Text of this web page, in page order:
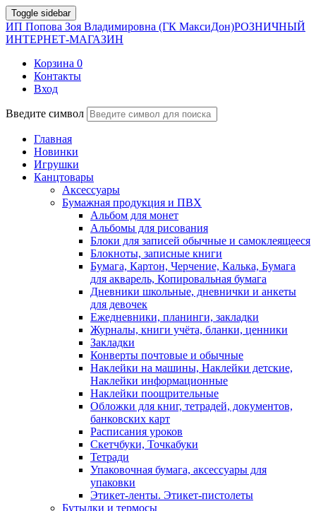
Toggle sidebar
ИП Попова Зоя Владимировна (ГК МаксиДон)РОЗНИЧНЫЙ
ИНТЕРНЕТ-МАГАЗИН
Корзина 0
Контакты
Вход
Введите символ
Главная
Новинки
Игрушки
Канцтовары
Аксессуары
Бумажная продукция и ПВХ
Альбом для монет
Альбомы для рисования
Блоки для записей обычные и самоклеящееся
Блокноты, записные книги
Бумага, Картон, Черчение, Калька, Бумага
для акварель, Копировальная бумага
Дневники школьные, дневнички и анкеты
для девочек
Ежедневники, планинги, закладки
Журналы, книги учёта, бланки, ценники
Закладки
Конверты почтовые и обычные
Наклейки на машины, Наклейки детские,
Наклейки информационные
Наклейки поощрительные
Обложки для книг, тетрадей, документов,
банковских карт
Расписания уроков
Скетчбуки, Точкабуки
Тетради
Упаковочная бумага, аксессуары для
упаковки
Этикет-ленты. Этикет-пистолеты
Бутылки и термосы